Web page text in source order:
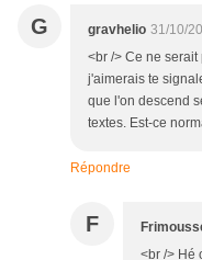
G gravhelio 31/10/
<br /> Ce ne
j'aimerais te
que l'on descend
textes. Est-ce
Répondre
F
<br /> Hé